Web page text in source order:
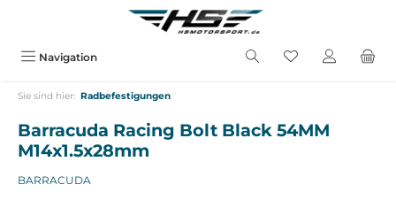
Navigation
Sie sind hier: Radbefestigungen
Barracuda Racing Bolt Black 54MM
M14x1.5x28mm
BARRACUDA